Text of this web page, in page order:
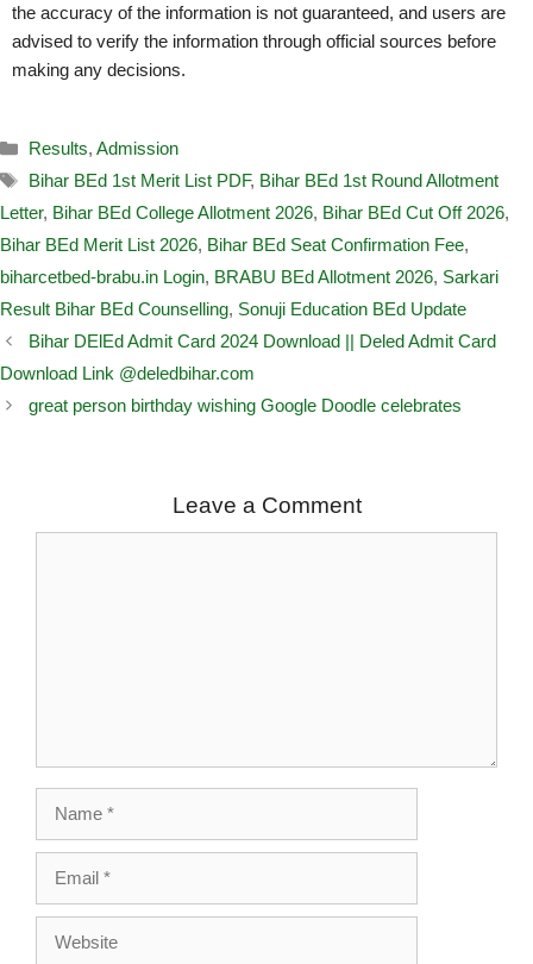
the accuracy of the information is not guaranteed, and users are
advised to verify the information through official sources before
making any decisions.
Results, Admission
Bihar BEd 1st Merit List PDF, Bihar BEd 1st Round Allotment
Letter, Bihar BEd College Allotment 2026, Bihar BEd Cut Off 2026,
Bihar BEd Merit List 2026, Bihar BEd Seat Confirmation Fee,
biharcetbed-brabu.in Login, BRABU BEd Allotment 2026, Sarkari
Result Bihar BEd Counselling, Sonuji Education BEd Update
Bihar DElEd Admit Card 2024 Download || Deled Admit Card
Download Link @deledbihar.com
great person birthday wishing Google Doodle celebrates
Leave a Comment